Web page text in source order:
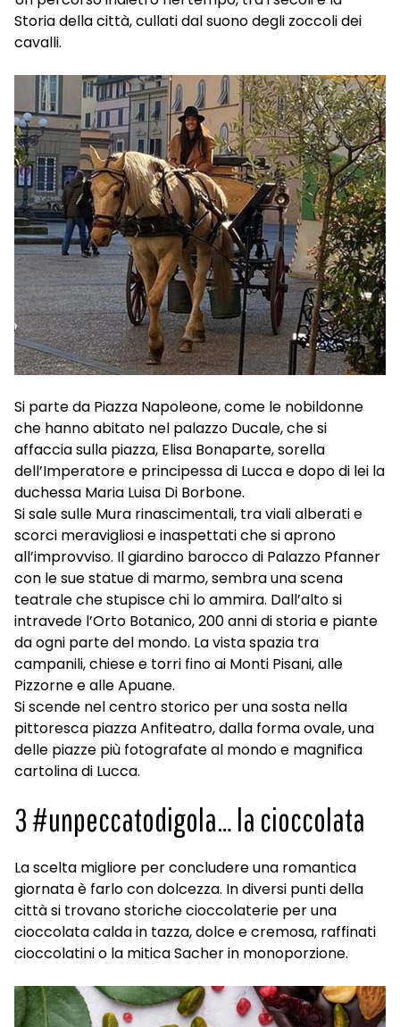
Storia della città, cullati dal suono degli zoccoli dei
cavalli.
Si parte da Piazza Napoleone, come le nobildonne
che hanno abitato nel palazzo Ducale, che si
affaccia sulla piazza, Elisa Bonaparte, sorella
dell’Imperatore e principessa di Lucca e dopo di lei la
duchessa Maria Luisa Di Borbone.
Si sale sulle Mura rinascimentali, tra viali alberati e
scorci meravigliosi e inaspettati che si aprono
all’improvviso. Il giardino barocco di Palazzo Pfanner
con le sue statue di marmo, sembra una scena
teatrale che stupisce chi lo ammira. Dall’alto si
intravede l’Orto Botanico, 200 anni di storia e piante
da ogni parte del mondo. La vista spazia tra
campanili, chiese e torri fino ai Monti Pisani, alle
Pizzorne e alle Apuane.
Si scende nel centro storico per una sosta nella
pittoresca piazza Anfiteatro, dalla forma ovale, una
delle piazze più fotografate al mondo e magnifica
cartolina di Lucca.
3 #unpeccatodigola… la cioccolata
La scelta migliore per concludere una romantica
giornata è farlo con dolcezza. In diversi punti della
città si trovano storiche cioccolaterie per una
cioccolata calda in tazza, dolce e cremosa, raffinati
cioccolatini o la mitica Sacher in monoporzione.